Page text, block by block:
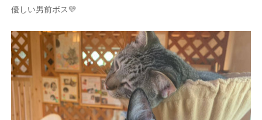
優しい男前ボス💛